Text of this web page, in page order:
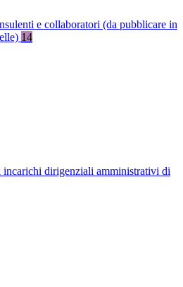
e collaboratori (da pubblicare in
14
dirigenziali amministrativi di